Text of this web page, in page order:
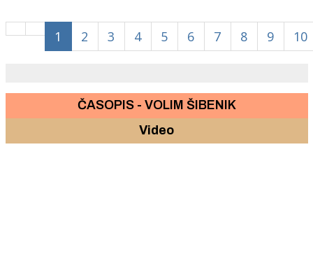
1 2 3 4 5 6 7 8 9 10
ČASOPIS - VOLIM ŠIBENIK
Video